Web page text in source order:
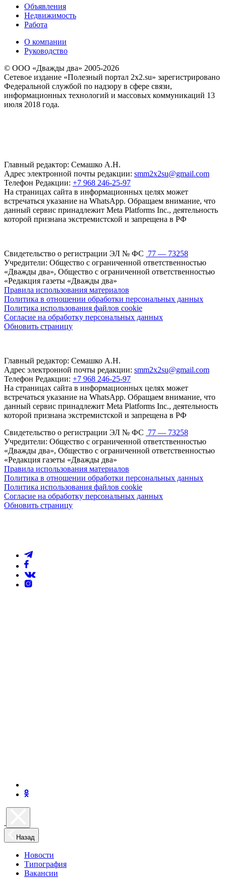
Объявления
Недвижимость
Работа
О компании
Руководство
© ООО «Дважды два» 2005-2026
Сетевое издание «Полезный портал 2x2.su» зарегистрировано
Федеральной службой по надзору в сфере связи,
информационных технологий и массовых коммуникаций 13
июля 2018 года.
Главный редактор: Семашко А.Н.
Адрес электронной почты редакции: smm2x2su@gmail.com
Телефон Редакции: +7 968 246-25-97
На страницах сайта в информационных целях может
встречаться указание на WhatsApp. Обращаем внимание, что
данный сервис принадлежит Meta Platforms Inc., деятельность
которой признана экстремистской и запрещена в РФ
Свидетельство о регистрации ЭЛ № ФС 77 — 73258
Учредители: Общество с ограниченной ответственностью
«Дважды два», Общество с ограниченной ответственностью
«Редакция газеты «Дважды два»
Правила использования материалов
Политика в отношении обработки персональных данных
Политика использования файлов cookie
Согласие на обработку персональных данных
Обновить страницу
Главный редактор: Семашко А.Н.
Адрес электронной почты редакции: smm2x2su@gmail.com
Телефон Редакции: +7 968 246-25-97
На страницах сайта в информационных целях может
встречаться указание на WhatsApp. Обращаем внимание, что
данный сервис принадлежит Meta Platforms Inc., деятельность
которой признана экстремистской и запрещена в РФ
Свидетельство о регистрации ЭЛ № ФС 77 — 73258
Учредители: Общество с ограниченной ответственностью
«Дважды два», Общество с ограниченной ответственностью
«Редакция газеты «Дважды два»
Правила использования материалов
Политика в отношении обработки персональных данных
Политика использования файлов cookie
Согласие на обработку персональных данных
Обновить страницу
Назад
Новости
Типография
Вакансии